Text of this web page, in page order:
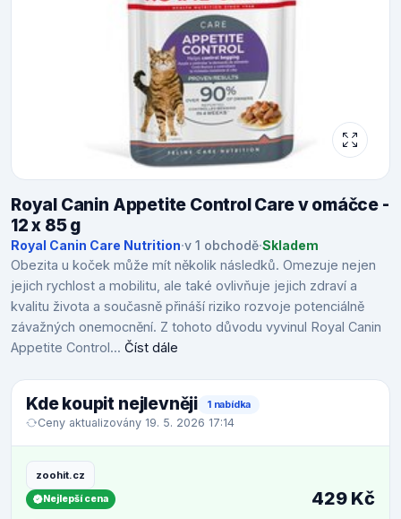
Royal Canin Appetite Control Care v omáčce -
12 x 85 g
Royal Canin Care Nutrition·v 1 obchodě·Skladem
Obezita u koček může mít několik následků. Omezuje nejen
jejich rychlost a mobilitu, ale také ovlivňuje jejich zdraví a
kvalitu života a současně přináší riziko rozvoje potenciálně
závažných onemocnění. Z tohoto důvodu vyvinul Royal Canin
Appetite Control... Číst dále
Kde koupit nejlevněji 1 nabídka
Ceny aktualizovány 19. 5. 2026 17:14
zoohit.cz
Nejlepší cena 429 Kč